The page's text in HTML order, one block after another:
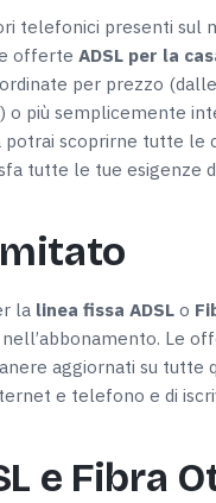
social media e per
che hai
telefonici presenti sul
offerte ADSL per la
per prezzo
o più semplicemente
potrai scoprirne tutte le
tutte le tue esigenze
la linea fissa ADSL o
Le
aggiornati su tutte
e telefono e di
e Fibra